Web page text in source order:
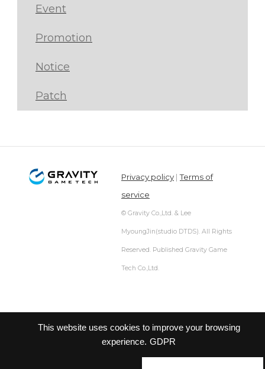
This website uses cookies to improve your browsing
experience. GDPR
Event
Promotion
Notice
Patch
Privacy policy |Terms of
service
© Gravity Co.,Ltd. & Lee
MyoungJin(studio DTDS). All Rights
Reserved. Published Gravity Game
Tech Co.,Ltd.